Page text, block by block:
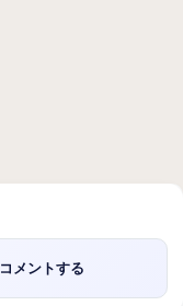
コメントする